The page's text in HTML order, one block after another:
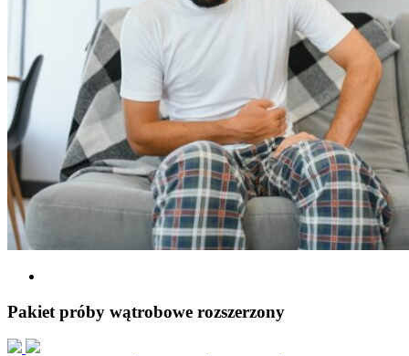
Pakiet próby wątrobowe rozszerzony